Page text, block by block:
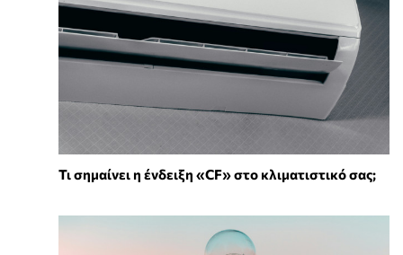
Τι σημαίνει η ένδειξη «CF» στο κλιματιστικό σας;